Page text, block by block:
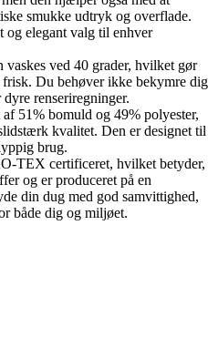
smukke udtryk og overflade.
og elegant valg til enhver
vaskes ved 40 grader, hvilket gør
frisk. Du behøver ikke bekymre dig
renseriregninger.
51% bomuld og 49% polyester,
kvalitet. Den er designet til
brug.
TEX certificeret, hvilket betyder,
og er produceret på en
din dug med god samvittighed,
både dig og miljøet.